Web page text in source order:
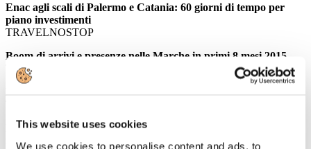
This website uses cookies
We use cookies to personalise content and ads, to
Enac agli scali di Palermo e Catania: 60 giorni di tempo per
piano investimenti
TRAVELNOSTOP
Boom di arrivi e presenze nelle Marche in primi 8 mesi 2015
TRAVELNOSTOP
Marriott compra Starwood, nasce la prima catena di hotel del
mondo